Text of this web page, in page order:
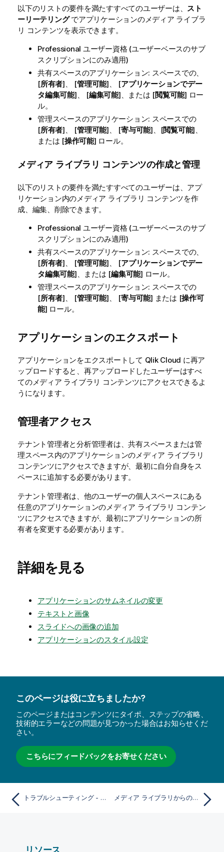
以下のリストの要件を満たすすべてのユーザーは、 スト
ーリーテリングでアプリケーションのメディア ライブラ
リ コンテンツを表示できます。
Professional ユーザー資格 (ユーザーベースのサブ
スクリプションにのみ適用)
共有スペースのアプリケーション: スペースでの、
[所有者]、 [管理可能]、 [アプリケーションでデー
タ編集可能]、 [編集可能]、または [閲覧可能] ロー
ル。
管理スペースのアプリケーション: スペースでの
[所有者]、 [管理可能]、 [寄与可能]、[閲覧可能]、
または [操作可能] ロール。
メディア ライブラリ コンテンツの作成と管理
以下のリストの要件を満たすすべてのユーザーは、アプ
リケーション内のメディア ライブラリ コンテンツを作
成、編集、削除できます。
Professional ユーザー資格 (ユーザーベースのサブ
スクリプションにのみ適用)
共有スペースのアプリケーション: スペースでの、
[所有者]、 [管理可能]、 [アプリケーションでデー
タ編集可能]、または [編集可能] ロール。
管理スペースのアプリケーション: スペースでの
[所有者]、 [管理可能]、 [寄与可能] または [操作可
能] ロール。
アプリケーションのエクスポート
アプリケーションをエクスポートして Qlik Cloud に再ア
ップロードすると、再アップロードしたユーザーはすべ
てのメディア ライブラリ コンテンツにアクセスできるよ
うになります。
管理者アクセス
テナント管理者と分析管理者は、共有スペースまたは管
理スペース内のアプリケーションのメディア ライブラリ
コンテンツにアクセスできますが、最初に自分自身をス
ペースに追加する必要があります。
テナント管理者は、他のユーザーの個人スペースにある
任意のアプリケーションのメディア ライブラリ コンテン
ツにアクセスできますが、最初にアプリケーションの所
有者を変更する必要があります。
詳細を見る
アプリケーションのサムネイルの変更
テキストと画像
スライドへの画像の追加
アプリケーションのスタイル設定
このページは役に立ちましたか?
このページまたはコンテンツにタイポ、ステップの省略、
技術的エラーなどの問題が見つかった場合はお知らせくだ
さい。
こちらにフィードバックをお寄せください
トラブルシューティング - アプリケーションの作成 メディア ライブラリからの画像の削除
リソース